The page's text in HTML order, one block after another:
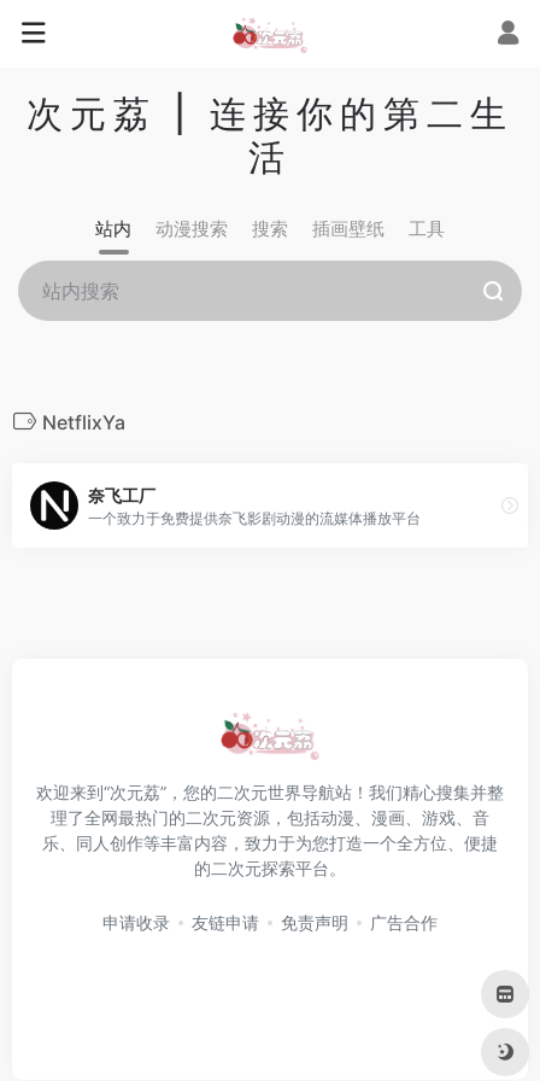
次元荔 | 连接你的第二生
活
站内 动漫搜索 搜索 插画壁纸 工具
NetflixYa
奈飞工厂
一个致力于免费提供奈飞影剧动漫的流媒体播放平台
欢迎来到“次元荔”，您的二次元世界导航站！我们精心搜集并整
理了全网最热门的二次元资源，包括动漫、漫画、游戏、音
乐、同人创作等丰富内容，致力于为您打造一个全方位、便捷
的二次元探索平台。
申请收录 友链申请 免责声明 广告合作